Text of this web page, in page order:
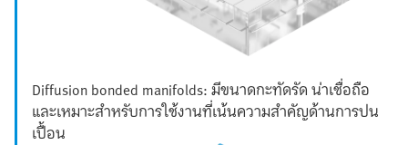
Diffusion bonded manifolds: มีขนาดกะทัดรัด น่าเชื่อถือ
และเหมาะสำหรับการใช้งานที่เน้นความสำคัญด้านการปน
เปื้อน